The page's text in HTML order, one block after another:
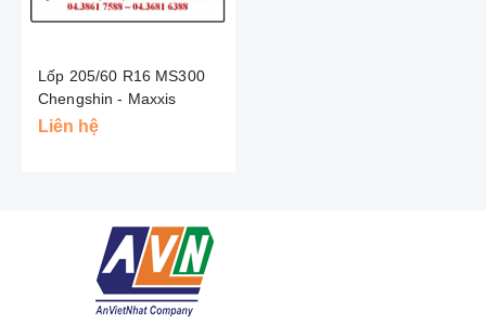
Lốp 205/60 R16 MS300
Chengshin - Maxxis
Liên hệ